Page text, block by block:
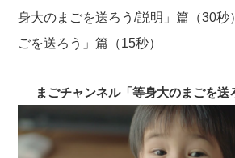
身大のまごを送ろう/説明」篇（30秒
ごを送ろう」篇（15秒）
まごチャンネル「等身大のまごを送